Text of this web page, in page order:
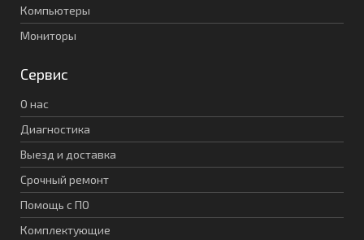
Компьютеры
Мониторы
Сервис
О нас
Диагностика
Выезд и доставка
Срочный ремонт
Помощь с ПО
Комплектующие